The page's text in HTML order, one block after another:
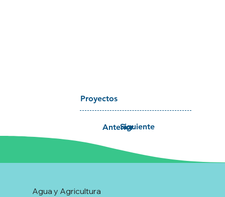
Siguiente
Anterior
Proyectos
Agua y Agricultura